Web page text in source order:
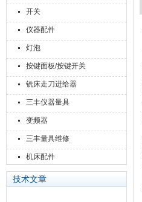
开关
仪器配件
灯泡
按键面板/按键开关
铣床走刀进给器
三丰仪器量具
变频器
三丰量具维修
机床配件
技术文章